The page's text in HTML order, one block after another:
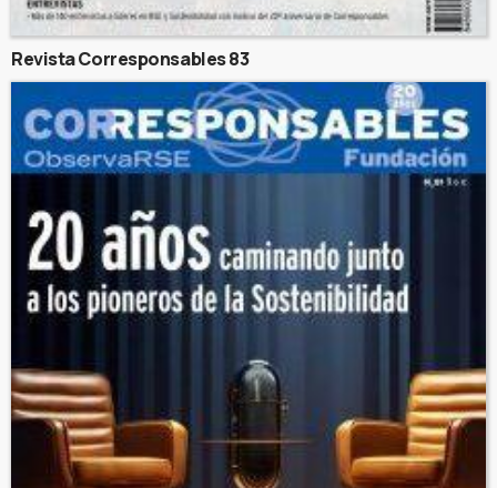
Revista Corresponsables 83